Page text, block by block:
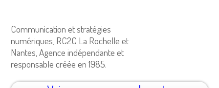
Communication et stratégies
numériques, RC2C La Rochelle et
Nantes, Agence indépendante et
responsable créée en 1985.